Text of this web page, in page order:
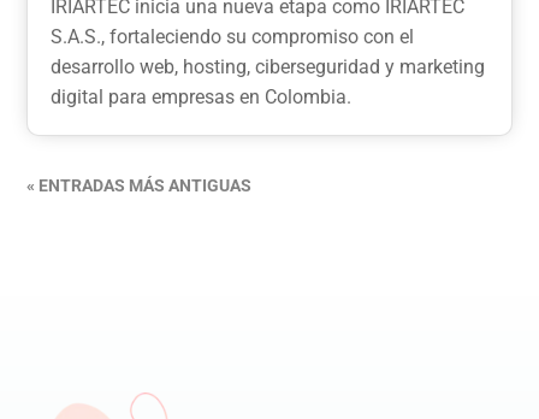
IRIARTEC inicia una nueva etapa como IRIARTEC
S.A.S., fortaleciendo su compromiso con el
desarrollo web, hosting, ciberseguridad y marketing
digital para empresas en Colombia.
« ENTRADAS MÁS ANTIGUAS